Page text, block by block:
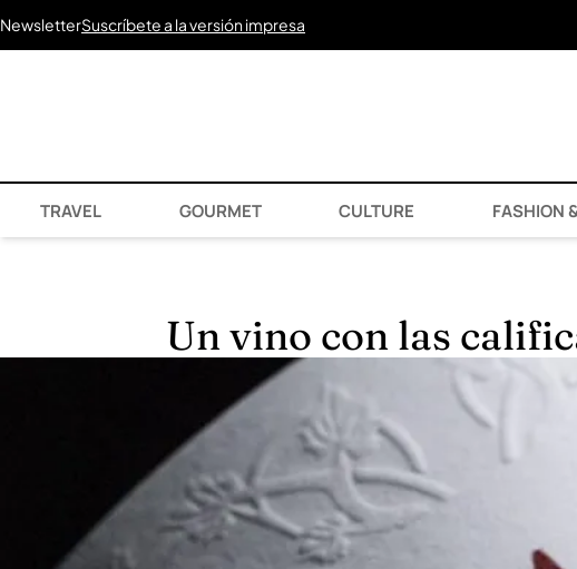
NewsletterSuscríbete a la versión impresa
TRAVEL GOURMET CULTURE FASHION
Un vino con las